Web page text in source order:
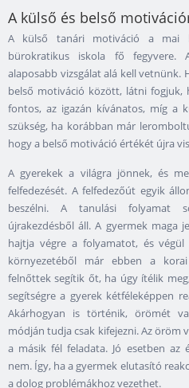
A külső és belső
A külső tanári motiváció a mai
bürokratikus iskola fő fegyvere.
alaposabb vizsgálat alá kell vetnünk.
belső motiváció között, látni fogjuk,
fontos, az igazán kívánatos, míg a
szükség, ha korábban már
hogy a belső motiváció értékét újra
A gyerekek a világra jönnek, és
felfedezését. A felfedezőút egyik
beszélni. A tanulási folyamat
újrakezdésből áll. A gyermek maga
hajtja végre a folyamatot, és végül
környezetéből már ebben a
felnőttek segítik őt, ha úgy ítélik
segítségre a gyerek kétféleképpen
Akárhogyan is történik, örömét
módján tudja csak kifejezni. Az öröm
a másik fél feladata. Jó esetben az
nem. Így, ha a gyermek elutasító
a dolog problémákhoz vezethet.